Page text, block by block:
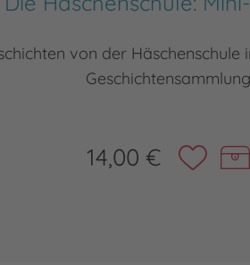
von der Häschenschule
Geschichtensammlung
14,00 €